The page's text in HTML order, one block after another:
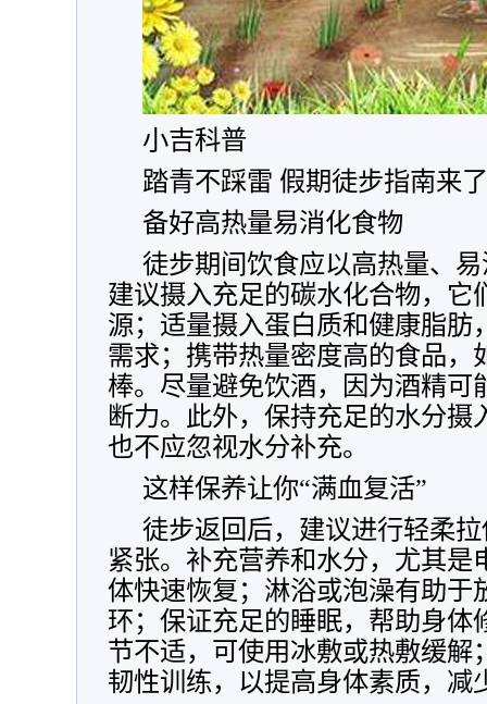
小吉科普
踏青不踩雷 假期徒步指南来
备好高热量易消化食物
徒步期间饮食应以高热量、
建议摄入充足的碳水化合物，它
源；适量摄入蛋白质和健康脂肪
需求；携带热量密度高的食品，
棒。尽量避免饮酒，因为酒精可
断力。此外，保持充足的水分摄
也不应忽视水分补充。
这样保养让你“满血复活”
徒步返回后，建议进行轻柔
紧张。补充营养和水分，尤其是
体快速恢复；淋浴或泡澡有助于
环；保证充足的睡眠，帮助身体
节不适，可使用冰敷或热敷缓解
韧性训练，以提高身体素质，减